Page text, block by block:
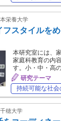
栄養大学
フスタイルを
本研究室には、
家庭科教育の内
す。小・中・高
研究テーマ
持続可能な社会
穂大学